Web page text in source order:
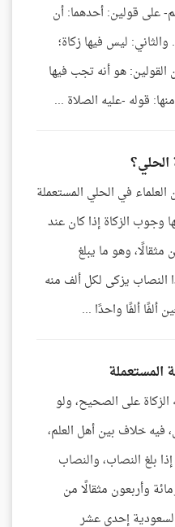
على قولين: أحدهما: أن
ليس فيها زكاة؛
هو أنه تجب فيها
قوله -عليه الصلاة ...
الحلي؟
في الحلي المستعملة
وجوب الزكاة إذا كان عند
وهو ما يبلغ
يزكى لكل ألف منه
ألفًا واحدًا ...
المستعملة
على الصحيح، ولو
فيه خلاف بين أهل العلم،
بلغ النصاب، والنصاب
وأربعون مثقالًا من
إحدى عشر